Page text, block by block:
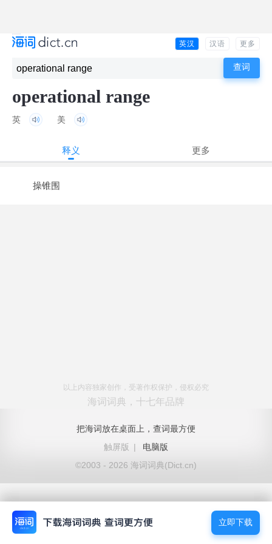
英汉 汉语 更多
operational range
英 美
释义 更多
操锥围
以上内容独家创作，受著作权保护，侵权必究
海词词典，十七年品牌
把海词放在桌面上，查词最方便
触屏版
|
电脑版
©2003 - 2026 海词词典(Dict.cn)
立即下载
立即下载